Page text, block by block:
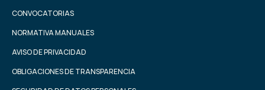
CONVOCATORIAS
NORMATIVA MANUALES
AVISO DE PRIVACIDAD
OBLIGACIONES DE TRANSPARENCIA